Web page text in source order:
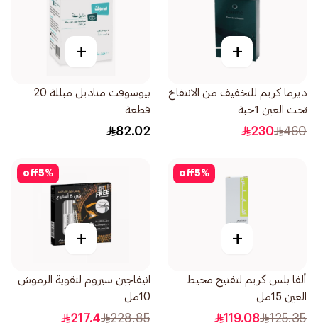
+
ديرما كريم للتخفيف من الانتفاخ
تحت العين 1حبة
460
230
+
بيوسوفت مناديل مبللة 20
قطعة
82.02
5%
off
+
ألفا بلس كريم لتفتيح محيط
العين 15مل
125.35
119.08
5%
off
+
انيفاجين سيروم لتقوية الرموش
10مل
228.85
217.4